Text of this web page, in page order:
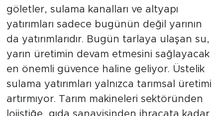
Bu nedenle DSİ tarafından yapılan barajlar,
göletler, sulama kanalları ve altyapı
yatırımları sadece bugünün değil yarının
da yatırımlarıdır. Bugün tarlaya ulaşan su,
yarın üretimin devam etmesini sağlayacak
en önemli güvence haline geliyor. Üstelik
sulama yatırımları yalnızca tarımsal üretimi
artırmıyor. Tarım makineleri sektöründen